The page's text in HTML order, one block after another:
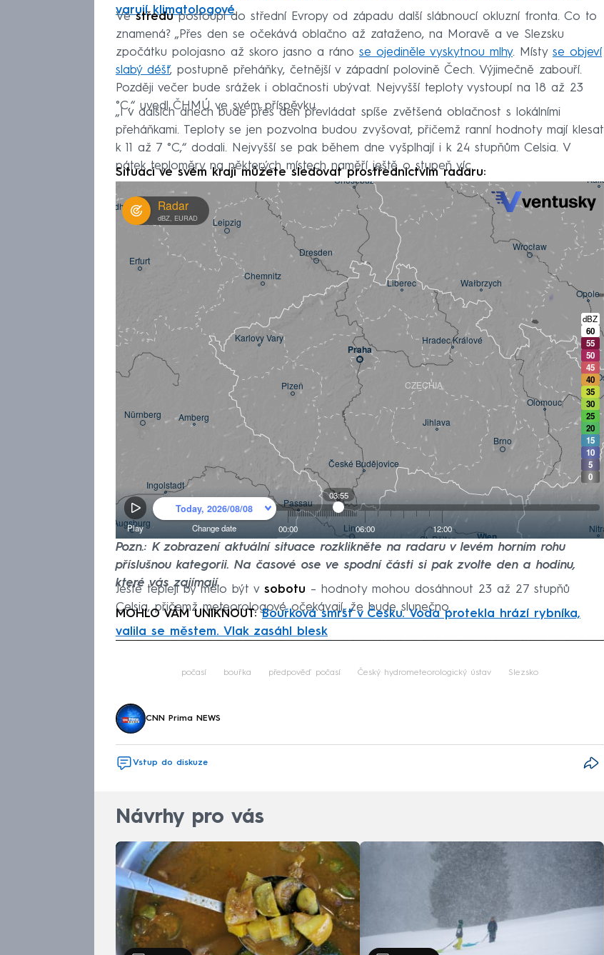
varují klimatologové
Vestředupostoupí do střední Evropy od západu další slábnoucí okluzní fronta. Co to
znamená? „Přes den se očekává oblačno až zataženo, na Moravě a ve Slezsku
zpočátku polojasno až skoro jasno a ráno se ojediněle vyskytnou mlhy. Místy se objeví
slabý déšť, postupně přeháňky, četnější v západní polovině Čech. Výjimečně zabouří.
Později večer bude srážek i oblačnosti ubývat. Nejvyšší teploty vystoupí na 18 až 23
°C,“ uvedl ČHMÚ ve svém příspěvku.
„I v dalších dnech bude přes den převládat spíše zvětšená oblačnost s lokálními
přeháňkami. Teploty se jen pozvolna budou zvyšovat, přičemž ranní hodnoty mají klesat
k 11 až 7 °C,“ dodali. Nejvyšší se pak během dne vyšplhají i k 24 stupňům Celsia. V
pátek teploměry na některých místech naměří ještě o stupeň víc.
Situaci ve svém kraji můžete sledovat prostřednictvím radaru:
Pozn.: K zobrazení aktuální situace rozklikněte na radaru v levém horním rohu
příslušnou kategorii. Na časové ose ve spodní části si pak zvolte den a hodinu,
které vás zajímají.
Ještě tepleji by mělo být v sobotu – hodnoty mohou dosáhnout 23 až 27 stupňů
Celsia, přičemž meteorologové očekávají, že bude slunečno.
MOHLO VÁM UNIKNOUT:Bouřková smršť v Česku. Voda protekla hrází rybníka,
valila se městem. Vlak zasáhl blesk
počasí bouřka předpověď počasí Český hydrometeorologický ústav Slezsko
CNN Prima NEWS
Vstup do diskuze
Návrhy pro vás